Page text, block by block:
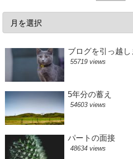
ブログを引っ越し
55719 views
5年分の蓄え
54603 views
パートの面接
48634 views